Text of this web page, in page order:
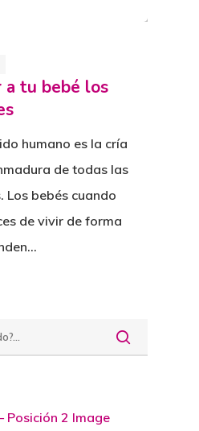
a tu bebé los
humano es la cría
de todas las
Los bebés cuando
de vivir de forma